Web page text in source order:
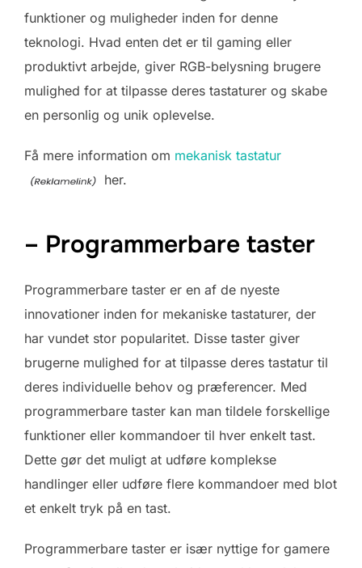
funktioner og muligheder inden for denne
teknologi. Hvad enten det er til gaming eller
produktivt arbejde, giver RGB-belysning brugere
mulighed for at tilpasse deres tastaturer og skabe
en personlig og unik oplevelse.
Få mere information om mekanisk tastatur
her.
– Programmerbare taster
Programmerbare taster er en af de nyeste
innovationer inden for mekaniske tastaturer, der
har vundet stor popularitet. Disse taster giver
brugerne mulighed for at tilpasse deres tastatur til
deres individuelle behov og præferencer. Med
programmerbare taster kan man tildele forskellige
funktioner eller kommandoer til hver enkelt tast.
Dette gør det muligt at udføre komplekse
handlinger eller udføre flere kommandoer med blot
et enkelt tryk på en tast.
Programmerbare taster er især nyttige for gamere